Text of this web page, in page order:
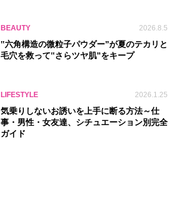
BEAUTY 2026.8.5
‟六角構造の微粒子パウダー”が夏のテカリと
毛穴を救って‟さらツヤ肌”をキープ
LIFESTYLE 2026.1.25
気乗りしないお誘いを上手に断る方法～仕
事・男性・女友達、シチュエーション別完全
ガイド